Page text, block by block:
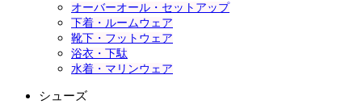
オーバーオール・セットアップ
下着・ルームウェア
靴下・フットウェア
浴衣・下駄
水着・マリンウェア
シューズ